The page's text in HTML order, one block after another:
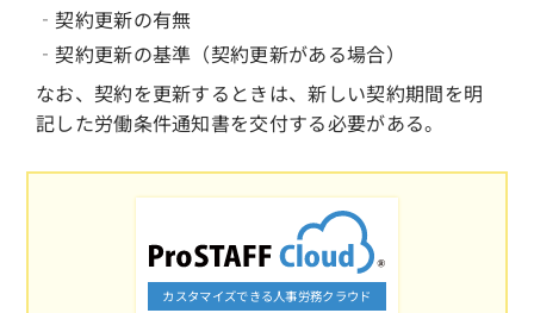
‐契約更新の有無
‐契約更新の基準（契約更新がある場合）
なお、契約を更新するときは、新しい契約期間を明
記した労働条件通知書を交付する必要がある。
カスタマイズできる人事労務クラウド